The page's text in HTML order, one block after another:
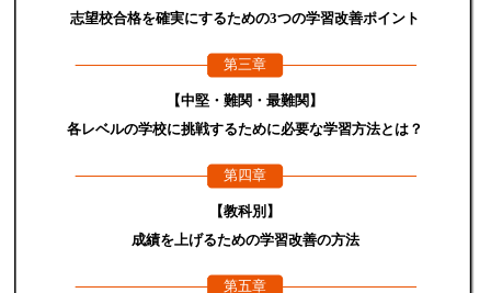
志望校合格を確実にするための3つの学習改善ポイント
第三章
【中堅・難関・最難関】
各レベルの学校に挑戦するために必要な学習方法とは？
第四章
【教科別】
成績を上げるための学習改善の方法
第五章